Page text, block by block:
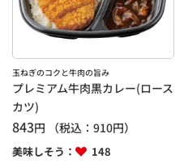
玉ねぎのコクと牛肉の旨み
プレミアム牛肉黒カレー(ロース
カツ)
843円 （税込： 910円）
美味しそう： 148